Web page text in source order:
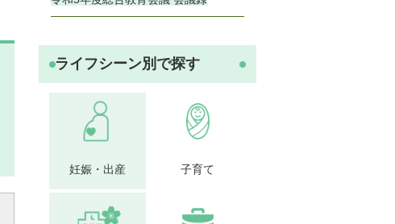
ライフシーン別で探す
妊娠・出産 子育て